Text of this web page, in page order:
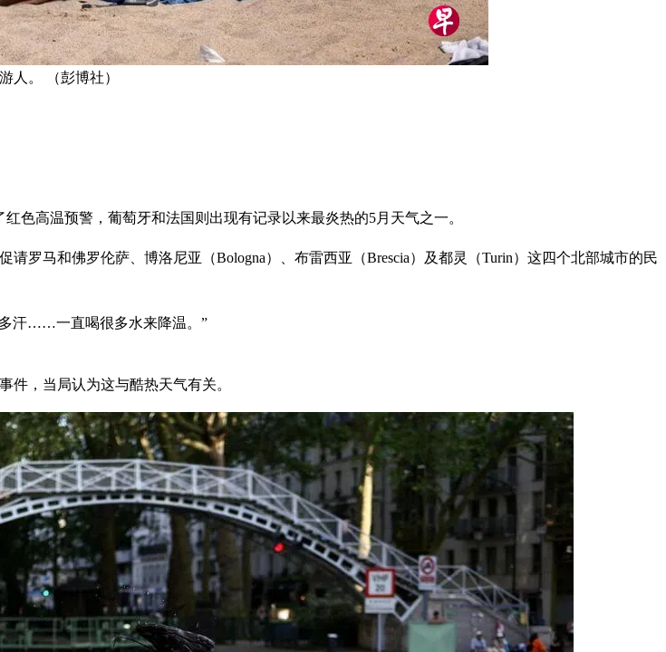
人。 （彭博社）
色高温预警，葡萄牙和法国则出现有记录以来最炎热的5月天气之一。
罗马和佛罗伦萨、博洛尼亚（Bologna）、布雷西亚（Brescia）及都灵（Turin）这四个北部城市的民
多汗……一直喝很多水来降温。”
件，当局认为这与酷热天气有关。